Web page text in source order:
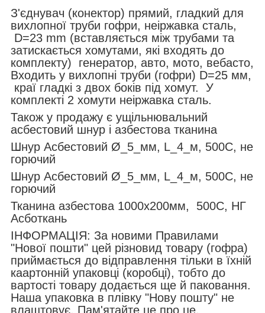
З'єднувач (конектор) прямий, гладкий для
вихлопної труби гофри, неіржавка сталь,
D=23 mm (вставляється між трубами та
затискається хомутами, які входять до
комплекту) генератор, авто, мото, вебасто,
Входить у вихлопні труби (гофри) D=25 мм,
краї гладкі з двох боків під хомут. У
комплекті 2 хомути неіржавка сталь.
Також у продажу є ущільнювальний
асбестовий шнур і азбестова тканина
Шнур Асбестовий Ø_5_мм, L_4_м, 500С, не
горючий
Шнур Асбестовий Ø_5_мм, L_4_м, 500С, не
горючий
Тканина азбестова 1000х200мм, 500С, НГ
Асботкань
ІНФОРМАЦІЯ: За новими Правилами
"Нової пошти" цей різновид товару (гофра)
приймається до відправлення тільки в їхній
каартонній упаковці (коробці), тобто до
вартості товару додається ще й паковання.
Наша упаковка в плівку "Нову пошту" не
влаштовує. Пам'ятайте це про це.